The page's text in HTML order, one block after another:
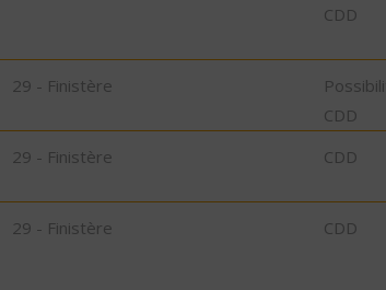
CDD
29 - Finistère
CDD
29 - Finistère CDD
29 - Finistère CDD